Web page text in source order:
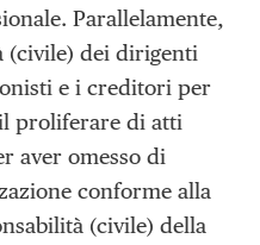
Parallelamente,
(civile) dei dirigenti
e i creditori per
proliferare di atti
aver omesso di
conforme alla
(civile) della